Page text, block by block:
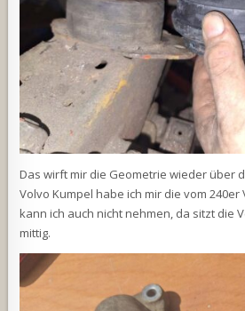
Das wirft mir die Geometrie wieder über
Volvo Kumpel habe ich mir die vom
kann ich auch nicht nehmen, da sitzt die
mittig.